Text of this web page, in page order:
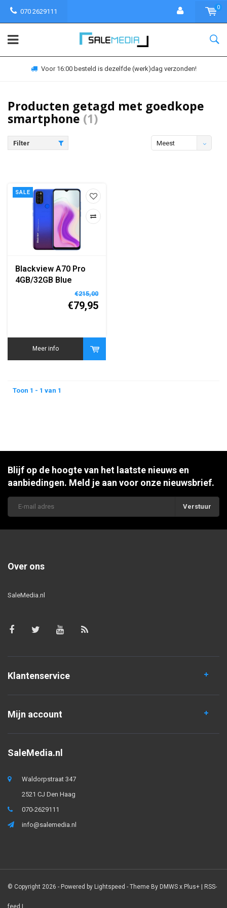
070 2629111
0
Voor 16:00 besteld is dezelfde (werk)dag verzonden!
Producten getagd met goedkope
smartphone (1)
Filter
Meest
SALE
Blackview A70 Pro
4GB/32GB Blue
€215,00
€79,95
Meer info
Toon 1 - 1 van 1
Blijf op de hoogte van het laatste nieuws en
aanbiedingen. Meld je aan voor onze nieuwsbrief.
Verstuur
Over ons
SaleMedia.nl
Klantenservice
Mijn account
SaleMedia.nl
Waldorpstraat 347
2521 CJ Den Haag
070-2629111
info@salemedia.nl
© Copyright 2026 - Powered by Lightspeed - Theme By DMWS x Plus+ | RSS-
feed |